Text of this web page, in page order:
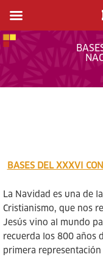
BASES DEL XXXVI
La Navidad es una de
Cristianismo, que nos
Jesús vino al mundo
recuerda los 800 años
primera